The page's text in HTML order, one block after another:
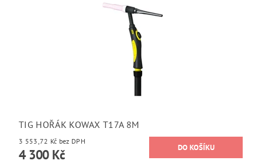
TIG HOŘÁK KOWAX T17A 8M
3 553,72 Kč bez DPH
4 300 Kč